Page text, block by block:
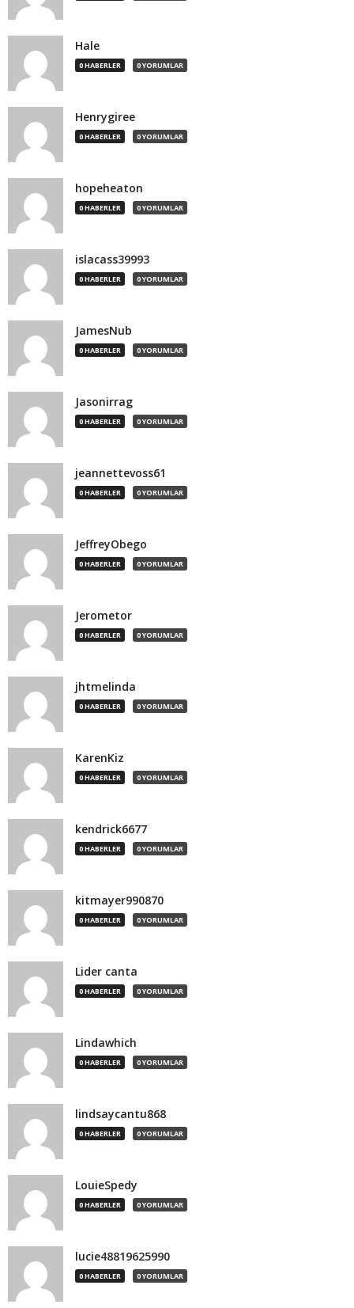
Hale
0 HABERLER 0 YORUMLAR
Henrygiree
0 HABERLER 0 YORUMLAR
hopeheaton
0 HABERLER 0 YORUMLAR
islacass39993
0 HABERLER 0 YORUMLAR
JamesNub
0 HABERLER 0 YORUMLAR
Jasonirrag
0 HABERLER 0 YORUMLAR
jeannettevoss61
0 HABERLER 0 YORUMLAR
JeffreyObego
0 HABERLER 0 YORUMLAR
Jerometor
0 HABERLER 0 YORUMLAR
jhtmelinda
0 HABERLER 0 YORUMLAR
KarenKiz
0 HABERLER 0 YORUMLAR
kendrick6677
0 HABERLER 0 YORUMLAR
kitmayer990870
0 HABERLER 0 YORUMLAR
Lider canta
0 HABERLER 0 YORUMLAR
Lindawhich
0 HABERLER 0 YORUMLAR
lindsaycantu868
0 HABERLER 0 YORUMLAR
LouieSpedy
0 HABERLER 0 YORUMLAR
lucie48819625990
0 HABERLER 0 YORUMLAR